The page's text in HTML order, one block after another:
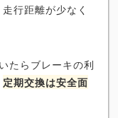
行距離が少なく
たらブレーキの利
定期交換は安全面